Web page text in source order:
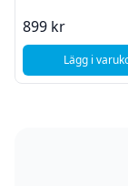
899 kr
Lägg i ,